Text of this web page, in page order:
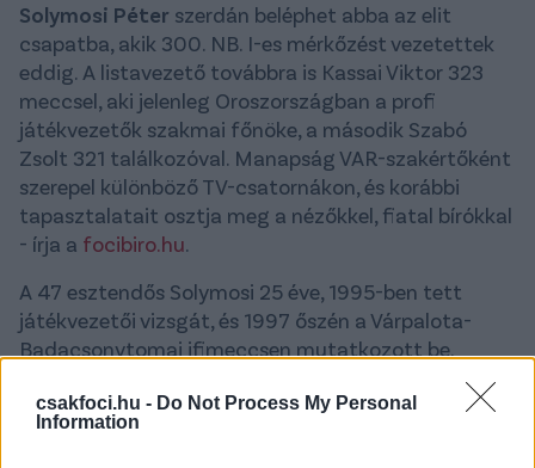
csakfoci.hu - Do Not Process My Personal
Information
Solymosi Péter szerdán beléphet abba az elit
csapatba, akik 300. NB. I-es mérkőzést vezetettek
eddig. A listavezető továbbra is Kassai Viktor 323
meccsel, aki jelenleg Oroszországban a profi
játékvezetők szakmai főnöke, a második Szabó
Zsolt 321 találkozóval. Manapság VAR-szakértőként
szerepel különböző TV-csatornákon, és korábbi
tapasztalatait osztja meg a nézőkkel, fiatal bírókkal
- írja a focibiro.hu.
A 47 esztendős Solymosi 25 éve, 1995-ben tett
játékvezetői vizsgát, és 1997 őszén a Várpalota-
Badacsonytomaj ifimeccsen mutatkozott be.
Hamar tagja lett az NB III-as játékvezetői keretnek,
aztán másfél év múlva besorolást kapott az
országos keretbe, ahol először NB II-es, majd NB I/B-